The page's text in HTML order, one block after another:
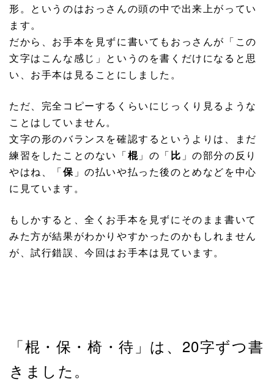
形。というのはおっさんの頭の中で出来上がってい
ます。
だから、お手本を見ずに書いてもおっさんが「この
文字はこんな感じ」というのを書くだけになると思
い、お手本は見ることにしました。
ただ、完全コピーするくらいにじっくり見るような
ことはしていません。
文字の形のバランスを確認するというよりは、まだ
練習をしたことのない「棍 」の「比 」の部分の反り
やはね、「保 」の払いや払った後のとめなどを中心
に見ています。
もしかすると、全くお手本を見ずにそのまま書いて
みた方が結果がわかりやすかったのかもしれません
が、試行錯誤、今回はお手本は見ています。
「棍・保・椅・待」は、20字ずつ書
きました。